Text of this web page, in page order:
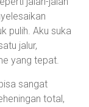
pulih. Aku suka
jalur,
yang tepat.
sangat
total,